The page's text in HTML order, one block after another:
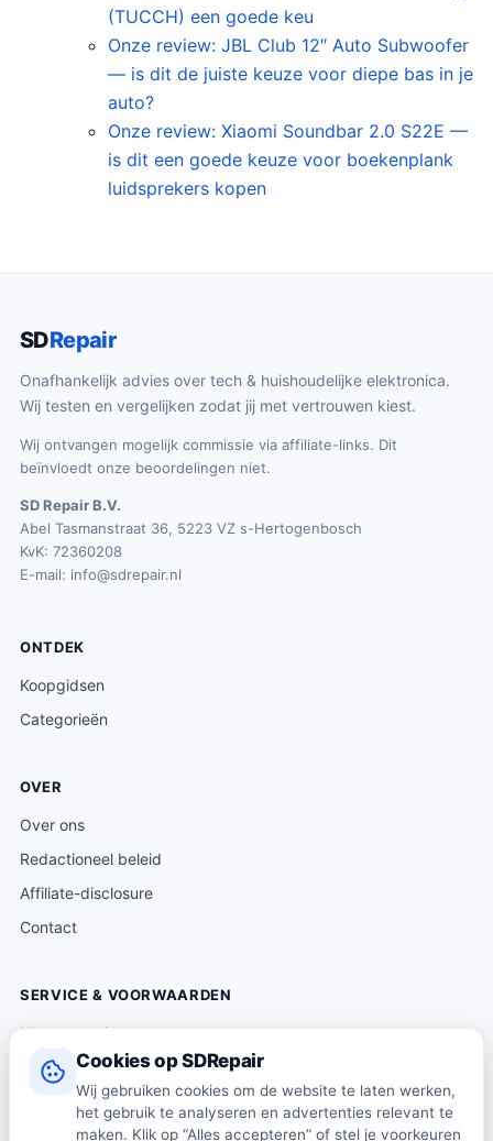
Cookies op SDRepair
Wij gebruiken cookies om de website te laten werken,
het gebruik te analyseren en advertenties relevant te
maken. Klik op “Alles accepteren” of stel je voorkeuren
(TUCCH) een goede keu
Onze review: JBL Club 12″ Auto Subwoofer
— is dit de juiste keuze voor diepe bas in je
auto?
Onze review: Xiaomi Soundbar 2.0 S22E —
is dit een goede keuze voor boekenplank
luidsprekers kopen
SDRepair
Onafhankelijk advies over tech & huishoudelijke elektronica.
Wij testen en vergelijken zodat jij met vertrouwen kiest.
Wij ontvangen mogelijk commissie via affiliate-links. Dit
beïnvloedt onze beoordelingen niet.
SD Repair B.V.
Abel Tasmanstraat 36, 5223 VZ s-Hertogenbosch
KvK: 72360208
E-mail: info@sdrepair.nl
ONTDEK
Koopgidsen
Categorieën
OVER
Over ons
Redactioneel beleid
Affiliate-disclosure
Contact
SERVICE & VOORWAARDEN
Klantenservice
Verzending & levering
Retourneren
Algemene voorwaarden